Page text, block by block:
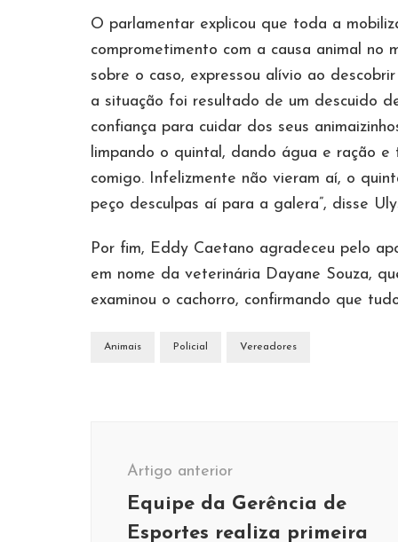
O parlamentar explicou que toda a
comprometimento com a causa animal no
sobre o caso, expressou alívio ao
a situação foi resultado de um descuido
confiança para cuidar dos seus
limpando o quintal, dando água e ração
comigo. Infelizmente não vieram aí, o
peço desculpas aí para a galera”, disse
Por fim, Eddy Caetano agradeceu pelo
em nome da veterinária Dayane Souza,
examinou o cachorro, confirmando que
Animais Policial Vereadores
Artigo anterior
Equipe da Gerência de
Esportes realiza primeira